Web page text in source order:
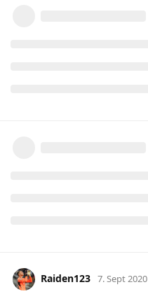
Raiden123 7. Sept 2020